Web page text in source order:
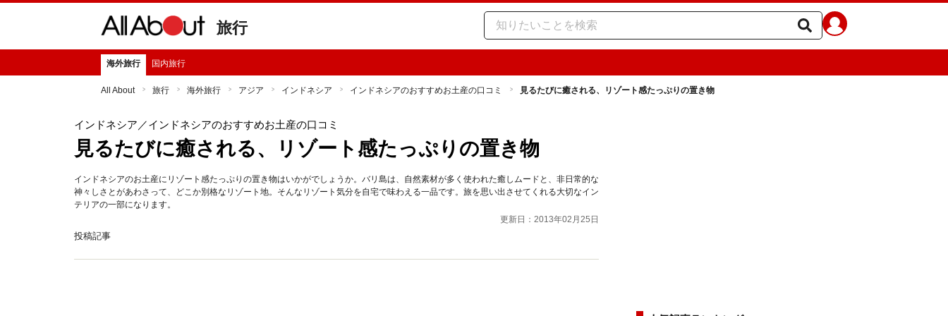
旅行
海外旅行 国内旅行
All About 旅行 海外旅行 アジア インドネシア インドネシアのおすすめお土産の口コミ 見るたびに癒される、リゾート感たっぷりの置き物
インドネシア ／インドネシアのおすすめお土産の口コミ
見るたびに癒される、リゾート感たっぷりの置き物
インドネシアのお土産にリゾート感たっぷりの置き物はいかがでしょうか。バリ島は、自然素材が多く使われた癒しムードと、非日常的な
神々しさとがあわさって、どこか別格なリゾート地。そんなリゾート気分を自宅で味わえる一品です。旅を思い出させてくれる大切なイン
テリアの一部になります。
更新日：2013年02月25日
投稿記事